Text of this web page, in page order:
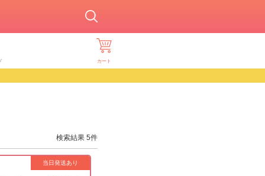
カート
検索結果 5件
当日発送あり